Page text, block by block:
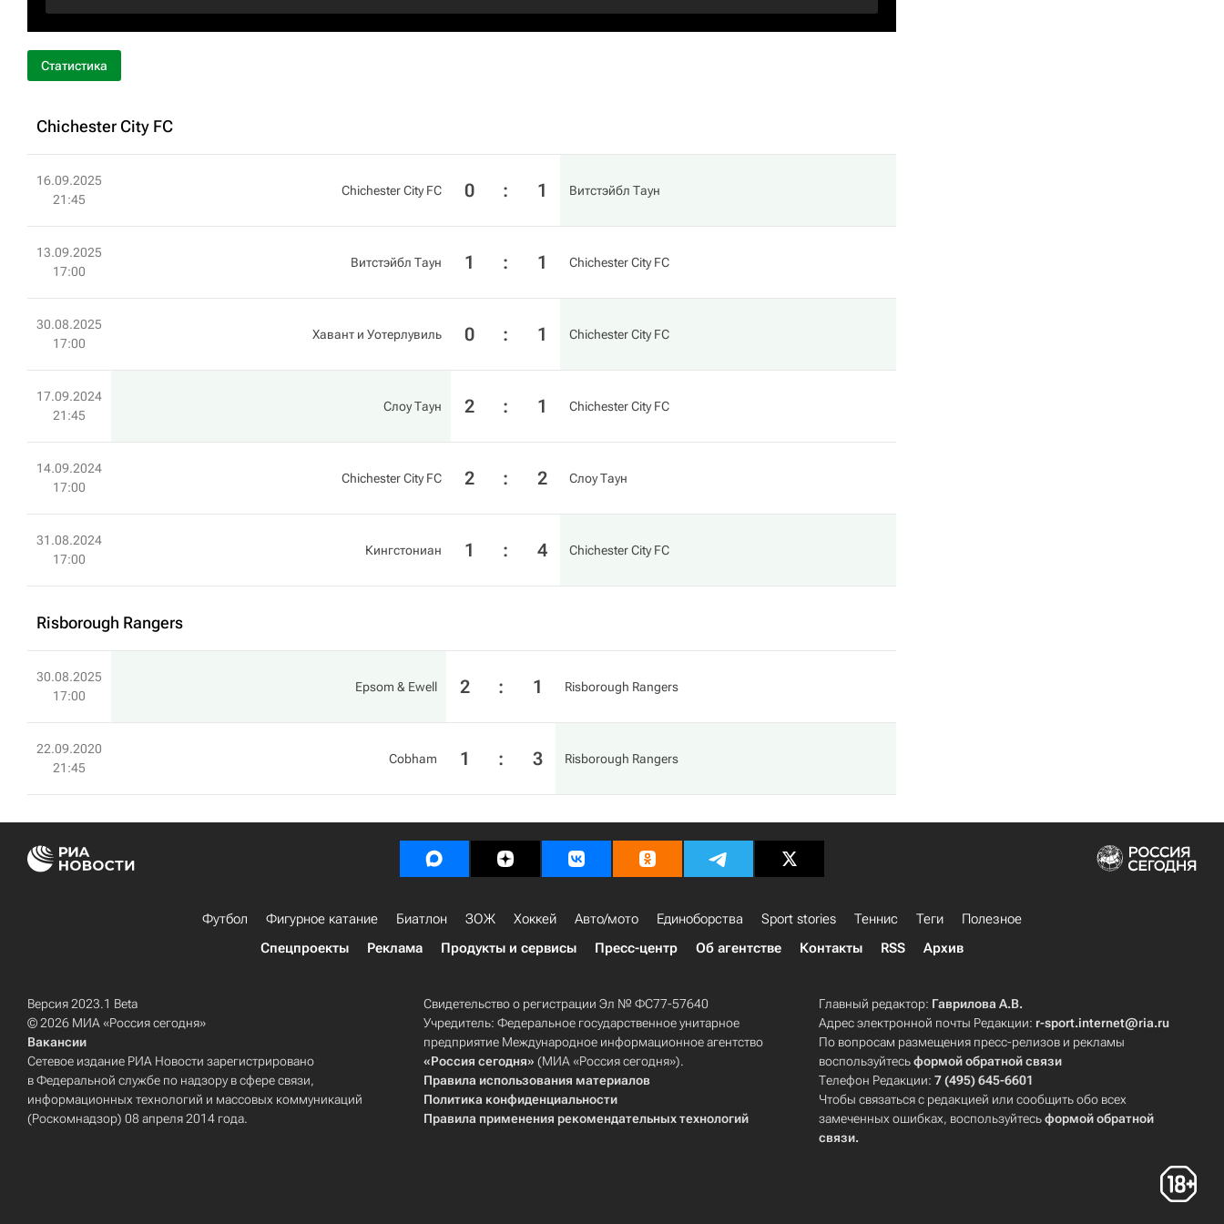
Статистика
Chichester City FC
16.09.2025
21:45
Chichester City FC 0 : 1 Витстэйбл Таун
13.09.2025
17:00
Витстэйбл Таун 1 : 1 Chichester City FC
30.08.2025
17:00
Хавант и Уотерлувиль 0 : 1 Chichester City FC
17.09.2024
21:45
Слоу Таун 2 : 1 Chichester City FC
14.09.2024
17:00
Chichester City FC 2 : 2 Слоу Таун
31.08.2024
17:00
Кингстониан 1 : 4 Chichester City FC
Risborough Rangers
30.08.2025
17:00
Epsom & Ewell 2 : 1 Risborough Rangers
22.09.2020
21:45
Cobham 1 : 3 Risborough Rangers
Футбол Фигурное катание Биатлон ЗОЖ Хоккей Авто/мото Единоборства Sport stories Теннис Теги
Полезное
Спецпроекты
Реклама Продукты и сервисы Пресс-центр Об агентстве Контакты RSS Архив
Версия 2023.1 Beta
© 2026 МИА «Россия сегодня»
Вакансии
Сетевое издание РИА Новости зарегистрировано
в Федеральной службе по надзору в сфере связи,
информационных технологий и массовых коммуникаций
(Роскомнадзор) 08 апреля 2014 года.
Свидетельство о регистрации Эл № ФС77-57640
Учредитель: Федеральное государственное унитарное
предприятие Международное информационное агентство
«Россия сегодня» (МИА «Россия сегодня»).
Правила использования материалов
Политика конфиденциальности
Правила применения рекомендательных технологий
Главный редактор: Гаврилова А.В.
Адрес электронной почты Редакции: r-sport.internet@ria.ru
По вопросам размещения пресс-релизов и рекламы
воспользуйтесьформой обратной связи
Телефон Редакции:7 (495) 645-6601
Чтобы связаться с редакцией или сообщить обо всех
замеченных ошибках, воспользуйтесьформой обратной
связи.